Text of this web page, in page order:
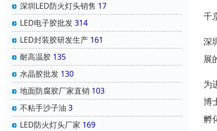
深圳LED防火灯头销售 17
LED电子胶批发314
LED封装胶研发生产 161
耐高温胶 135
水晶胶批发 130
地面防腐胶厂家直销 103
不粘手沙子油 3
LED防火灯头厂家 169
千
深
展
为
博
孵